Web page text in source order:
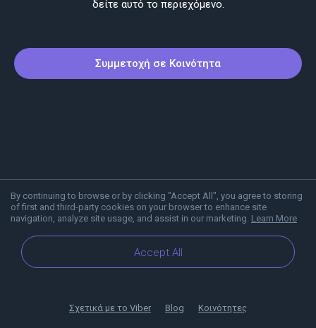
By continuing to browse or by clicking "Accept All", you agree to storing
of first and third-party cookies on your browser to enhance site
navigation, analyze site usage, and assist in our marketing. Learn More
Accept All
δείτε αυτό το περιεχόμενο.
Συμμετοχή σε Κοινότητα
Σχετικά με το Viber Blog Κοινότητες